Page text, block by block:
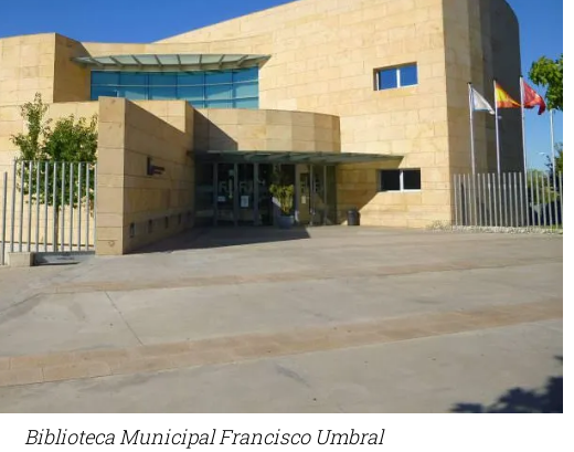
Biblioteca Municipal Francisco Umbral